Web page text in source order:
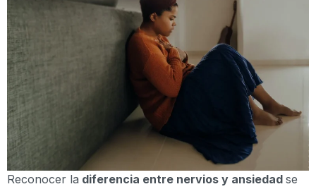
Reconocer la diferencia entre nervios y ansiedad se